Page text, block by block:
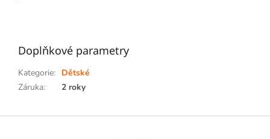
Doplňkové parametry
Kategorie: Dětské
Záruka: 2 roky
Z